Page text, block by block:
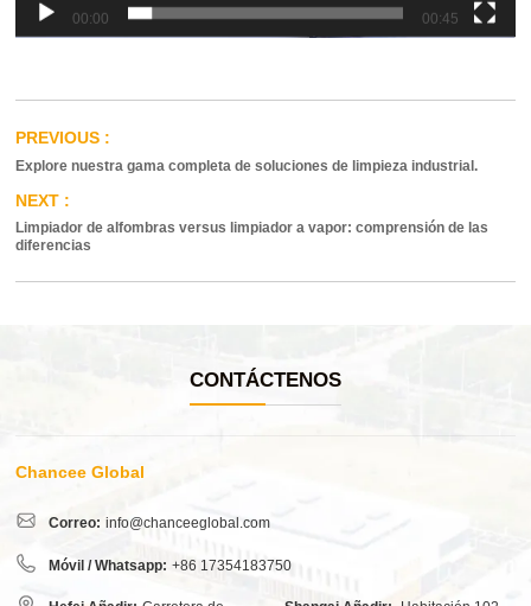
00:00 00:45
Explore nuestra gama completa de soluciones de limpieza industrial.
Limpiador de alfombras versus limpiador a vapor: comprensión de las
diferencias
CONTÁCTENOS
Chancee Global
Correo: info@chanceeglobal.com
Móvil / Whatsapp: +86 17354183750